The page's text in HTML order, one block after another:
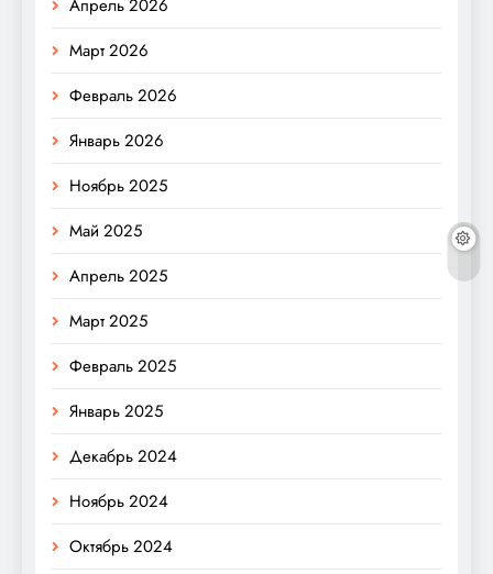
Апрель 2026
Март 2026
Февраль 2026
Январь 2026
Ноябрь 2025
Май 2025
Апрель 2025
Март 2025
Февраль 2025
Январь 2025
Декабрь 2024
Ноябрь 2024
Октябрь 2024